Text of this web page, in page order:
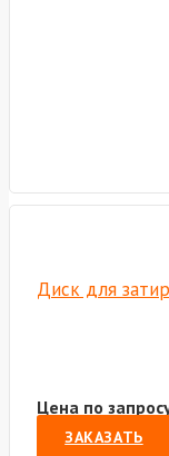
Диск для
Цена по
ЗАКАЗАТЬ